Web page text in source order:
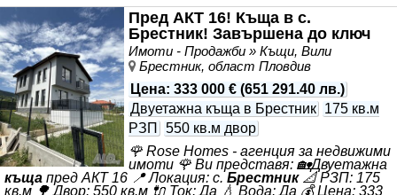
допълнителни ремонти. РЗП: 175 кв.м Двор: 550 кв.м
Разпределение: Първи етаж: ✔ Просторен хол с кухня и
трапезария ✔ Склад ✔ Баня с тоалетна ✔ Просторна
веранда Втори етаж: ✔ Три комфортни спални ✔ Баня с
тоалетна ✔ Перално помещение
Пред АКТ 16! Къща в с.
Брестник! Завършена до ключ
Имоти - Продажби » Къщи, Вили
Брестник, област Пловдив
Цена: 333 000 € (651 291.40 лв.)
Двуетажна къща в Брестник 175 кв.м
РЗП
550 кв.м двор
🌹 Rose Homes - агенция за недвижими
имоти 🌹 Ви представя: 🏡Двуетажна
къща пред АКТ 16 📍 Локация: с. Брестник📐 РЗП: 175
кв.м 🌳 Двор: 550 кв.м 🔌 Ток: Да 💧 Вода: Да 💰 Цена: 333